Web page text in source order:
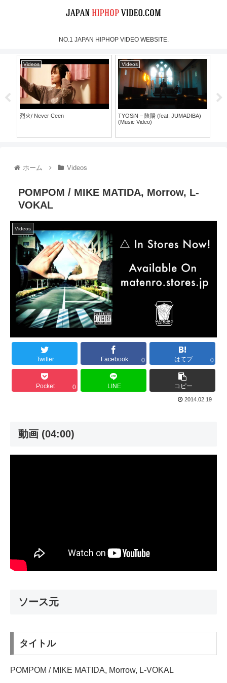
NO.1 JAPAN HIPHOP VIDEO WEBSITE.
Videos
烈火/ Never Ceen
Videos
TYOSiN – 陰陽 (feat. JUMADIBA)
(Music Video)
ホーム Videos
POMPOM / MIKE MATIDA, Morrow, L-
VOKAL
Videos
Twitter Facebook 0 はてブ 0
Pocket 0 LINE コピー
2014.02.19
動画 (04:00)
ソース元
タイトル
POMPOM / MIKE MATIDA, Morrow, L-VOKAL